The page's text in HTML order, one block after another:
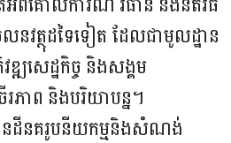
អំពីគោលការណ៍ វិធាន និងនីតិវិធី
លនវត្ថុដទៃទៀត ដែលជា​មូលដ្ឋាន
ឍសេដ្ឋកិច្ច និងសង្គម
ភាព និងបរិយាបន្ន។
ដីនគរូបនីយកម្មនិងសំណង់